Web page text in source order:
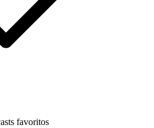
favoritos